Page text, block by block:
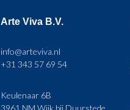
Arte Viva B.V.
info@arteviva.nl
+31 343 57 69 54
Keulenaar 6B
3961 NM Wijk bij Duurstede